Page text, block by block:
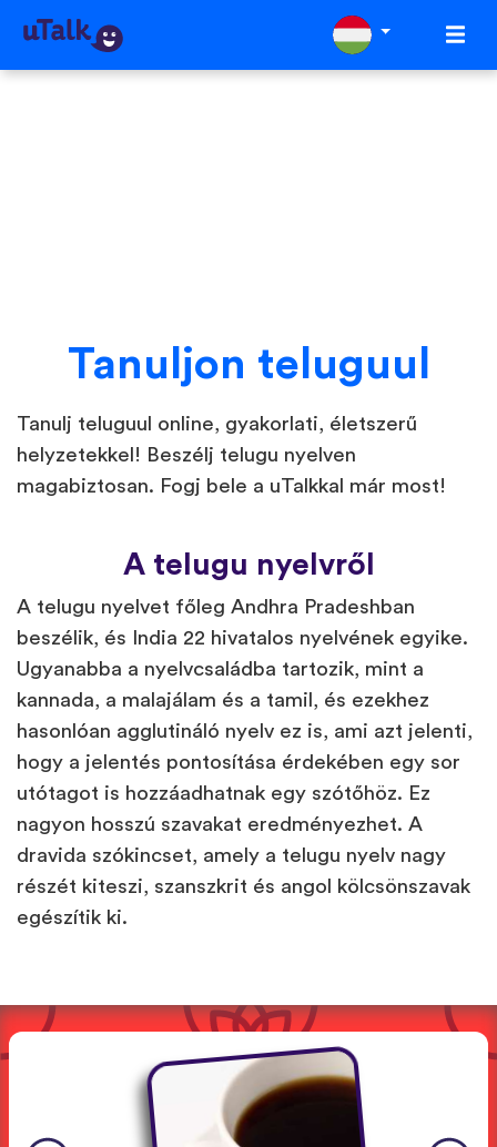
Tanuljon teluguul
Tanulj teluguul online, gyakorlati, életszerű
helyzetekkel! Beszélj telugu nyelven
magabiztosan. Fogj bele a uTalkkal már most!
A telugu nyelvről
A telugu nyelvet főleg Andhra Pradeshban
beszélik, és India 22 hivatalos nyelvének egyike.
Ugyanabba a nyelvcsaládba tartozik, mint a
kannada, a malajálam és a tamil, és ezekhez
hasonlóan agglutináló nyelv ez is, ami azt jelenti,
hogy a jelentés pontosítása érdekében egy sor
utótagot is hozzáadhatnak egy szótőhöz. Ez
nagyon hosszú szavakat eredményezhet. A
dravida szókincset, amely a telugu nyelv nagy
részét kiteszi, szanszkrit és angol kölcsönszavak
egészítik ki.